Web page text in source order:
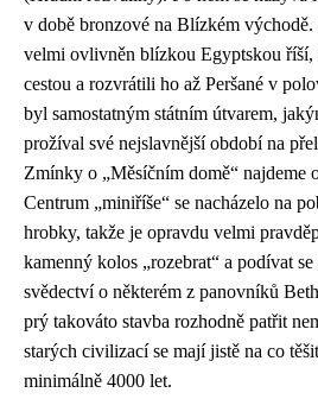
v době bronzové na Blízkém
velmi ovlivněn blízkou Egyptskou říší,
cestou a rozvrátili ho až Peršané v
byl samostatným státním útvarem,
prožíval své nejslavnější období na
Zmínky o „Měsíčním domě“ najdeme
Centrum „miniříše“ se nacházelo na
hrobky, takže je opravdu velmi
kamenný kolos „rozebrat“ a podívat
svědectví o některém z panovníků
prý takováto stavba rozhodně patřit
starých civilizací se mají jistě na co
minimálně 4000 let.